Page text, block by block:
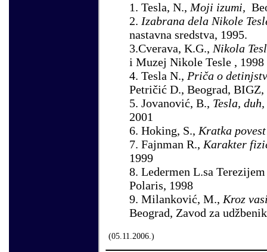
1. Tesla, N., Moji izumi,
2. Izabrana dela Nikole
nastavna sredstva, 1995.
3.Cverava, K.G., Nikola
i Muzej Nikole Tesle , 1998
4. Tesla N., Priča o
Petričić D., Beograd, BIGZ,
5. Jovanović, B., Tesla,
2001
6. Hoking, S., Kratka
7. Fajnman R., Karakter
1999
8. Ledermen L.sa
Polaris, 1998
9. Milanković, M., Kroz
Beograd, Zavod za
(05 .11.2006.)